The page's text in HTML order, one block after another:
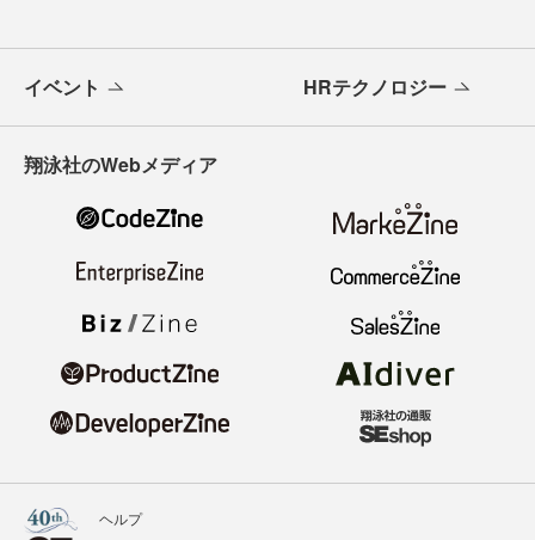
イベント HRテクノロジー
翔泳社のWebメディア
ヘルプ